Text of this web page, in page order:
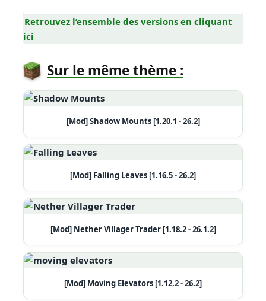
Retrouvez l’ensemble des versions en cliquant
ici
Sur le même thème :
[Mod] Shadow Mounts [1.20.1 - 26.2]
[Mod] Falling Leaves [1.16.5 - 26.2]
[Mod] Nether Villager Trader [1.18.2 - 26.1.2]
[Mod] Moving Elevators [1.12.2 - 26.2]